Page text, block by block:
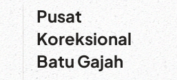
Pusat
Koreksional
Batu Gajah